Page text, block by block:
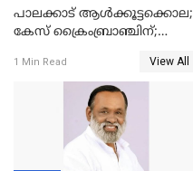
പാലക്കാട് ആൾക്കൂട്ടക്കൊല;
കേസ് ക്രൈംബ്രാഞ്ചിന്;
അന്വേഷിക്കും
1 Min Read View All